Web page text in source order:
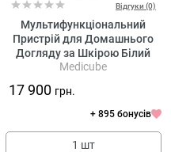
Відгуки (0)
Мультифункціональний
Пристрій для Домашнього
Догляду за Шкірою Білий
Medicube AGE-R Booster Pro
Medicube
17 900 грн.
+ 895 бонусів
1 шт